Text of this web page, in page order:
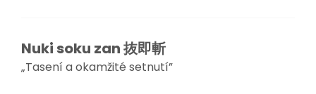
Nuki soku zan 抜即斬
„Tasení a okamžité setnutí”